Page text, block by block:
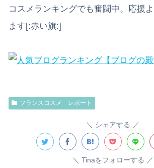
コスメランキングでも奮闘中。応援
ます[:赤い旗:]
フランスコスメ レポート
シェアする
Tinaをフォローする